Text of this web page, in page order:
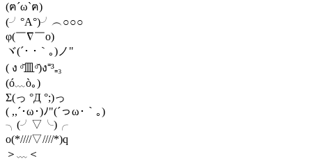
(ฅ´ω`ฅ)
(╯°A°)╯︵○○○
φ(￣∇￣o)
ヾ(´･ ･｀｡)ノ"
( ง ᵒ̌皿ᵒ̌)ง⁼³₌₃
(ó﹏ò｡)
Σ(っ °Д °;)っ
( ,,´･ω･)ﾉ"(´っω･｀｡)
╮(╯▽╰)╭
o(*////▽////*)q
＞﹏＜